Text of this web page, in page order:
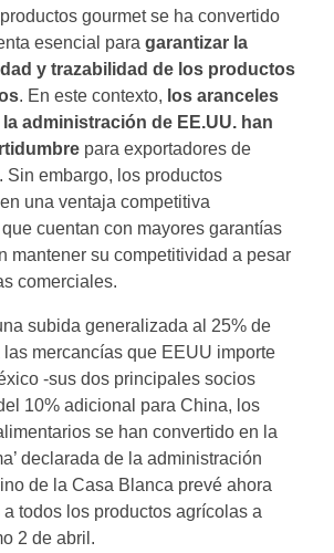
gourmet se ha convertido
esencial para garantizar la
y trazabilidad de los productos
. En este contexto, los aranceles
administración de EE.UU. han
para exportadores de
Sin embargo, los productos
una ventaja competitiva
cuentan con mayores garantías
mantener su competitividad a pesar
comerciales.
subida generalizada al 25% de
las mercancías que EEUU importe
-sus dos principales socios
10% adicional para China, los
se han convertido en la
declarada de la administración
de la Casa Blanca prevé ahora
todos los productos agrícolas a
2 de abril.